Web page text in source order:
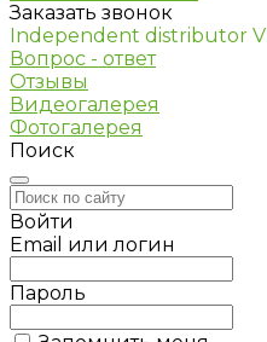
Заказать звонок
Independent distributor
Вопрос - ответ
Отзывы
Видеогалерея
Фотогалерея
Поиск
Войти
Email или логин
Пароль